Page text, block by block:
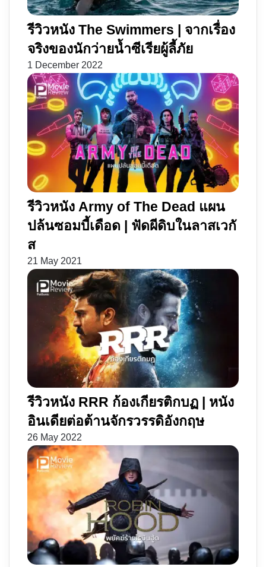
สาว
น้อย
กับ
พี่
ชาย
นี้
รีวิวหนัง The Swimmers | จากเรื่อง
จริงของนักว่ายน้ำซีเรียผู้ลี้ภัย
1 December 2022
รีวิวหนัง Army of The Dead แผน
ปล้นซอมบี้เดือด | ฟัดผีดิบในลาสเวกั
ส
21 May 2021
รีวิวหนัง RRR ก้องเกียรติกบฏ | หนัง
อินเดียต่อต้านจักรวรรดิอังกฤษ
26 May 2022